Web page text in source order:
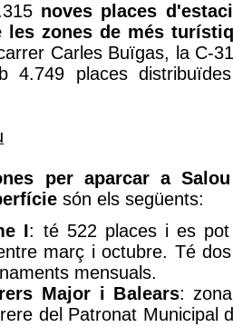
noves places
les zones de més
Carles Buïgas, la C-
4.749 places
per aparcar a
són els següents:
I: té 522 places i es
març i octubre. Té
mensuals.
Major i Balears:
del Patronat Municipal